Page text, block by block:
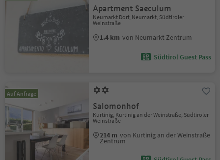
Apartment Saeculum
Neumarkt Dorf, Neumarkt, Südtiroler
Weinstraße
1.4 km von Neumarkt Zentrum
Südtirol Guest Pass
Auf Anfrage
Salomonhof
Kurtinig, Kurtinig an der Weinstraße, Südtiroler
Weinstraße
214 m von Kurtinig an der Weinstraße
Zentrum